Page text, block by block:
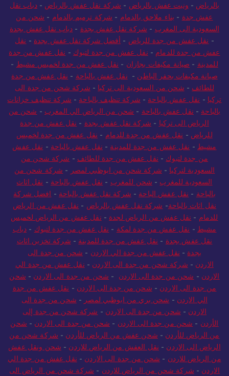
بالرياض - ونيت عفش بالرياض - شركة نقل عفش بالرياض -دباب نقل
عفش جدة - بناء ملاحق بالدمام - شركة ترميم بالدمام - شحن من
السعودية الى المغرب - شركة نقل عفش بجدة - دباب نقل عفش بجدة
- نقل عفش من جدة للرياض - أفضل شركة نقل عفش بجدة - نقل
عفش من جدة للدمام - نقل عفش من جدة لتبوك - نقل عفش من جدة
للمدينة - صيانة مكيفات بجازان - نقل عفش من جدة لخميس مشيط -
صيانة مكيفات بحفر الباطن - نقل عفش بالباحة - نقل عفش من جدة
للطائف - شحن من السعودية الى تركيا - شركة شحن من جدة الى
تركيا - نقل عفش بالباحة - شركة تنظيف بالباحة - شركة تنظيف خزانات
بالباحة - نقل عفش بالباحة - شحن من الرياض الي المغرب - شحن من
الرياض الى تركيا - شركة نقل عفش بجدة - نقل عفش من جدة
للرياض - نقل عفش من جدة للدمام - نقل عفش من جدة لخميس
مشيط - نقل عفش من جدة للمدينة - نقل عفش بالباحة - نقل عفش
من جدة لتبوك - نقل عفش من جدة للطائف - شركة شحن من
السعودية لتركيا - شركة شحن من ابوظبي لمصر - شركة شحن من
السعودية للمغرب - شحن للمغرب - نقل عفش بالباحة - نقل اثاث
بالباحة - نقل عفش الباحة - شركة نقل عفش بالباحة - افضل شركة
نقل اثاث بالباحة- شركة نقل عفش بالرياض - نقل عفش من الرياض
للدمام - نقل عفش من الرياض لجدة - نقل عفش من الرياض لخميس
مشيط - نقل عفش من جدة لمكة - نقل عفش من جدة لتبوك - دباب
نقل عفش بجدة - نقل عفش من جدة للمدينة - شركة تخزين اثاث
بجدة - نقل عفش من جدة الي الاردن - شحن من جدة الى
الاردن - شركة شحن من جدة الى الاردن - نقل عفش من جدة الي
الاردن - شحن من جدة الى الاردن - شحن من جدة الى الاردن - شحن
من جدة الى الاردن - شحن من جدة الى الاردن - نقل عفش من جدة
الي الاردن - شحن بري من ابوظبي لمصر - شحن من جدة الى
الاردن - شحن من جدة الى الاردن - شركة شحن من جدة إلى
الأردن - شحن من جدة الى الاردن - شحن من جدة الى الاردن - شحن
من الرياض للأردن - شحن عفش من الرياض للأردن - شركة شحن من
الرياض الى الاردن - نقل العفش من الرياض للاردن - شحن ونقل عفش
من الرياض للاردن - شحن من جدة الى الاردن - نقل عفش من جدة الي
الاردن - شركة شحن من الرياض للاردن - شركة شحن من الرياض الى